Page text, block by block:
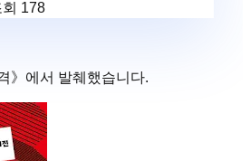
178
》에서 발췌했습니다.